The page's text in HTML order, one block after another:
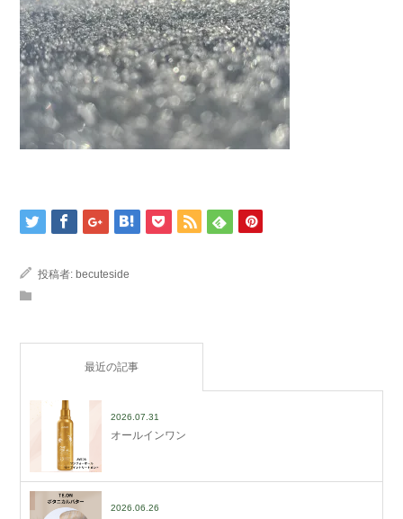
投稿者: becuteside
最近の記事
2026.07.31
オールインワン
2026.06.26